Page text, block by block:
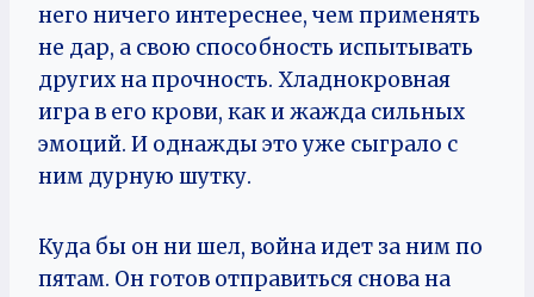
него ничего интереснее, чем применять
не дар, а свою способность испытывать
других на прочность. Хладнокровная
игра в его крови, как и жажда сильных
эмоций. И однажды это уже сыграло с
ним дурную шутку.
Куда бы он ни шел, война идет за ним по
пятам. Он готов отправиться снова на